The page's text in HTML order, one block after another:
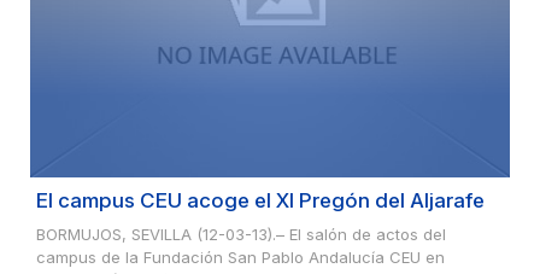
El campus CEU acoge el XI Pregón del Aljarafe
BORMUJOS, SEVILLA (12-03-13).– El salón de actos del
campus de la Fundación San Pablo Andalucía CEU en